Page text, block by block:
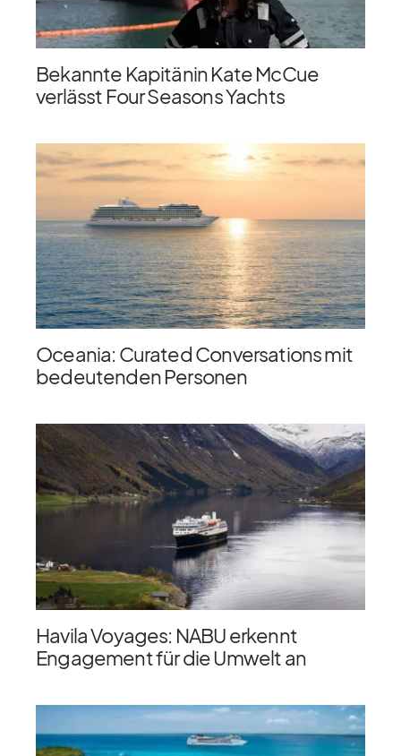
Bekannte Kapitänin Kate McCue
verlässt Four Seasons Yachts
Oceania: Curated Conversations mit
bedeutenden Personen
Havila Voyages: NABU erkennt
Engagement für die Umwelt an